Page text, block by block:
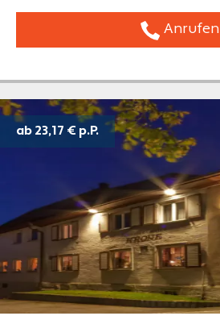
Anrufen
ab 23,17 € p.P.